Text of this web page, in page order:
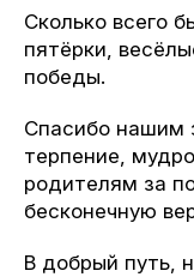
Сколько всего
пятёрки,
победы.
Спасибо нашим
терпение,
родителям за
бесконечную
В добрый путь,